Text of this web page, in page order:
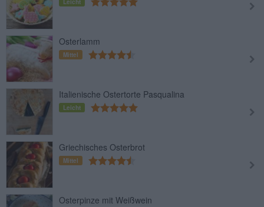
Leicht
Osterlamm
Mittel
Italienische Ostertorte Pasqualina
Leicht
Griechisches Osterbrot
Mittel
Osterpinze mit Weißwein